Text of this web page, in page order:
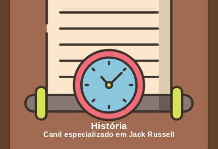
História
Canil especializado em Jack Russell